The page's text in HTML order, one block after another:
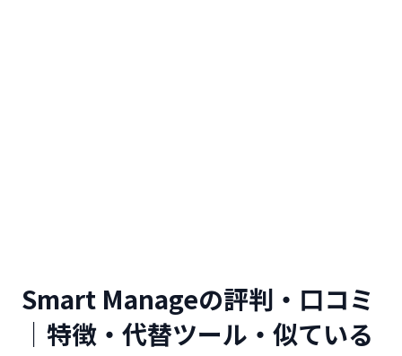
Smart Manageの評判・口コミ
｜特徴・代替ツール・似ている